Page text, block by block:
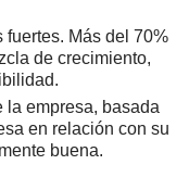
fuertes. Más del 70%
de crecimiento,
la empresa, basada
en relación con su
buena.